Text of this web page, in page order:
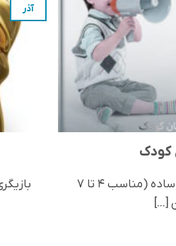
کودک
سطح ساده (مناسب ۴ تا ۷
[...]
آذر